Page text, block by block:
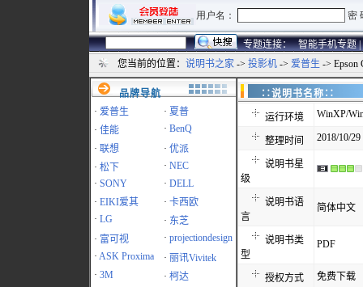
专题连接： 智能手机专题 |
您当前的位置： 说明书之家 -> 投影机 -> 爱普生 -> Epson
品牌导航
· 爱普生 · 夏普
· 佳能 · BenQ
· 联想 · 优派
· 松下 · NEC
· SONY · DELL
· EIKI爱其 · 卡西欧
· LG · 东芝
· 富可视 · projectiondesign
· ASK Proxima · 丽讯Vivitek
· 3M · 柯达
∷说明书名
运行环境 WinXP/
整理时间 2018/10/29
说明书星
级
说明书语
言
简体中文
说明书类
型
PDF
授权方式 免费下载